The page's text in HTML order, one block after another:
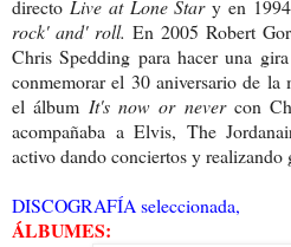
directo Live at Lone Stary en
rock' and' roll. En 2005 Robert
Chris Spedding para hacer una
conmemorar el 30 aniversario de la
el álbum It's now or nevercon
acompañaba a Elvis, The
activo dando conciertos y realizando
DISCOGRAFÍA seleccionada,
ÁLBUMES: